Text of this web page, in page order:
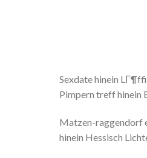
Sexdate hinein
Pimpern treff hinein
Matzen-raggendorf
hinein Hessisch